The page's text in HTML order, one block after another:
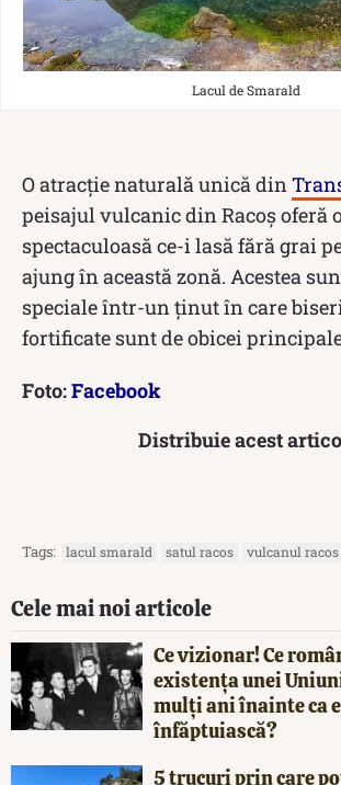
Lacul de Smarald
O atracție naturală unică din
peisajul vulcanic din Racoș oferă
spectaculoasă ce-i lasă fără grai
ajung în această zonă. Acestea
speciale într-un ținut în care
fortificate sunt de obicei
Foto:Facebook
Distribuie acest
Tags: lacul smarald satul racos vulcanul racos
Cele mai noi articole
Ce vizionar! Ce
existența unei
mulți ani înainte ca
înfăptuiască?
5 trucuri prin care